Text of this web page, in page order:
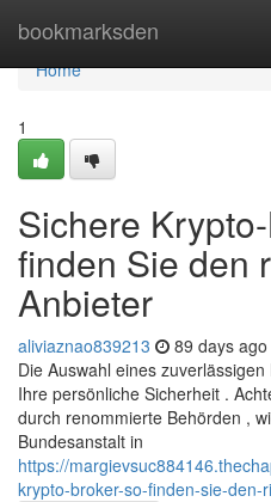
bookmarksden
Home
Home
1
Sichere
finden Sie den
Anbieter
aliviaznao839213 89 days ago
Die Auswahl eines
Ihre persönliche Sicherheit .
durch renommierte Behörden ,
Bundesanstalt in
https://
krypto-broker-so-finden-sie-den-